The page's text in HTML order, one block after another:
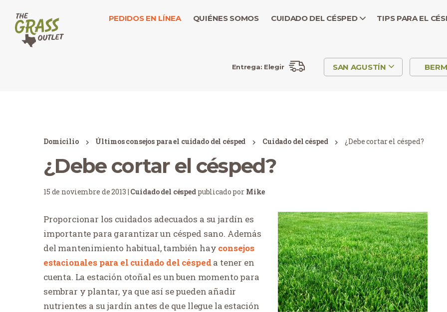
PEDIDOS EN LÍNEA QUIÉNES SOMOS CUIDADO DEL CÉSPED TIPS PARA EL
Entrega: Elegir SAN AGUSTÍN
Domicilio Últimos consejos para el cuidado del césped Cuidado del césped ¿Debe cortar el césped?
¿Debe cortar el césped?
15 de noviembre de 2013 | Cuidado del césped publicado por Mike
Proporcionar los cuidados adecuados a su jardín es
importante para garantizar un césped sano. Además
del mantenimiento habitual, también hay consejos
estacionales para el cuidado del céspeda tener en
cuenta. La estación otoñal es un buen momento para
sembrar y plantar, ya que así se pueden añadir
nutrientes a su jardín antes de que llegue la estación